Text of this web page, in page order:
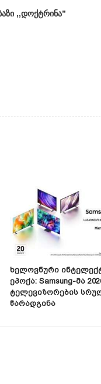
,,დოქტრინა”
Ხელოვნური
Ეპოქა: Samsung-Მა
Ტელევიზორების
Წარადგინა